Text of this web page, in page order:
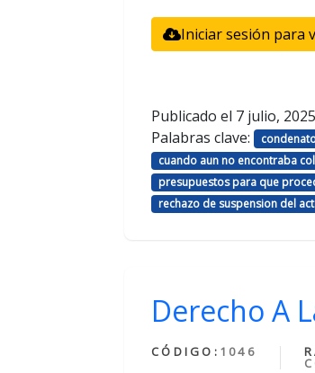
Iniciar sesión para
Publicado el 7 julio, 2025
Palabras clave:
cuando aun no encontraba
presupuestos para que
rechazo de suspension del
Derecho A
CÓDIGO: 1046